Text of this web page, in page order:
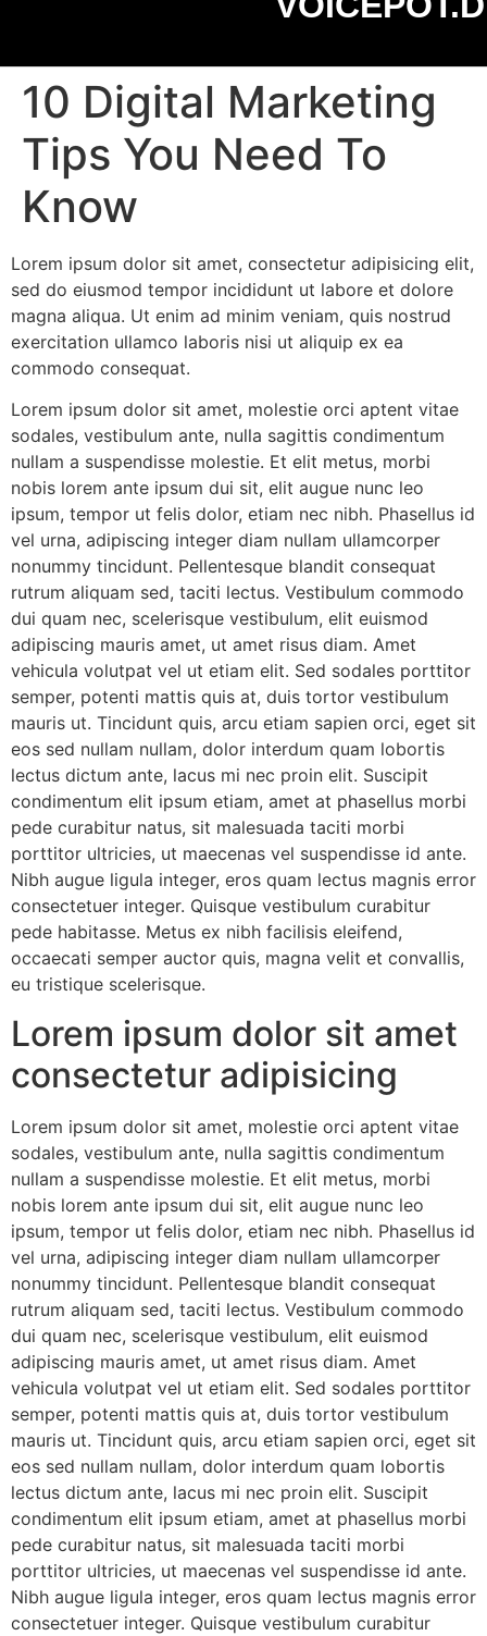
10 Digital Marketing
Tips You Need To
Know
Lorem ipsum dolor sit amet, consectetur adipisicing elit,
sed do eiusmod tempor incididunt ut labore et dolore
magna aliqua. Ut enim ad minim veniam, quis nostrud
exercitation ullamco laboris nisi ut aliquip ex ea
commodo consequat.
Lorem ipsum dolor sit amet, molestie orci aptent vitae
sodales, vestibulum ante, nulla sagittis condimentum
nullam a suspendisse molestie. Et elit metus, morbi
nobis lorem ante ipsum dui sit, elit augue nunc leo
ipsum, tempor ut felis dolor, etiam nec nibh. Phasellus id
vel urna, adipiscing integer diam nullam ullamcorper
nonummy tincidunt. Pellentesque blandit consequat
rutrum aliquam sed, taciti lectus. Vestibulum commodo
dui quam nec, scelerisque vestibulum, elit euismod
adipiscing mauris amet, ut amet risus diam. Amet
vehicula volutpat vel ut etiam elit. Sed sodales porttitor
semper, potenti mattis quis at, duis tortor vestibulum
mauris ut. Tincidunt quis, arcu etiam sapien orci, eget sit
eos sed nullam nullam, dolor interdum quam lobortis
lectus dictum ante, lacus mi nec proin elit. Suscipit
condimentum elit ipsum etiam, amet at phasellus morbi
pede curabitur natus, sit malesuada taciti morbi
porttitor ultricies, ut maecenas vel suspendisse id ante.
Nibh augue ligula integer, eros quam lectus magnis error
consectetuer integer. Quisque vestibulum curabitur
pede habitasse. Metus ex nibh facilisis eleifend,
occaecati semper auctor quis, magna velit et convallis,
eu tristique scelerisque.
Lorem ipsum dolor sit amet
consectetur adipisicing
Lorem ipsum dolor sit amet, molestie orci aptent vitae
sodales, vestibulum ante, nulla sagittis condimentum
nullam a suspendisse molestie. Et elit metus, morbi
nobis lorem ante ipsum dui sit, elit augue nunc leo
ipsum, tempor ut felis dolor, etiam nec nibh. Phasellus id
vel urna, adipiscing integer diam nullam ullamcorper
nonummy tincidunt. Pellentesque blandit consequat
rutrum aliquam sed, taciti lectus. Vestibulum commodo
dui quam nec, scelerisque vestibulum, elit euismod
adipiscing mauris amet, ut amet risus diam. Amet
vehicula volutpat vel ut etiam elit. Sed sodales porttitor
semper, potenti mattis quis at, duis tortor vestibulum
mauris ut. Tincidunt quis, arcu etiam sapien orci, eget sit
eos sed nullam nullam, dolor interdum quam lobortis
lectus dictum ante, lacus mi nec proin elit. Suscipit
condimentum elit ipsum etiam, amet at phasellus morbi
pede curabitur natus, sit malesuada taciti morbi
porttitor ultricies, ut maecenas vel suspendisse id ante.
Nibh augue ligula integer, eros quam lectus magnis error
consectetuer integer. Quisque vestibulum curabitur